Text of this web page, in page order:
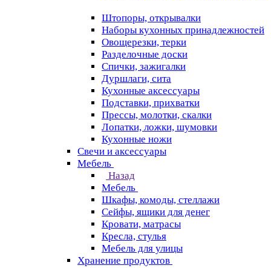
Штопоры, открывалки
Наборы кухонных принадлежностей
Овощерезки, терки
Разделочные доски
Спички, зажигалки
Дуршлаги, сита
Кухонные аксессуары
Подставки, прихватки
Прессы, молотки, скалки
Лопатки, ложки, шумовки
Кухонные ножи
Свечи и аксессуары
Мебель
Назад
Мебель
Шкафы, комоды, стеллажи
Сейфы, ящики для денег
Кровати, матрасы
Кресла, стулья
Мебель для улицы
Хранение продуктов